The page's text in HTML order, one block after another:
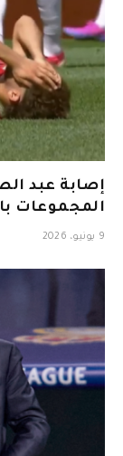
إصابة عبد
المجموعات
9 يونيو، 2026